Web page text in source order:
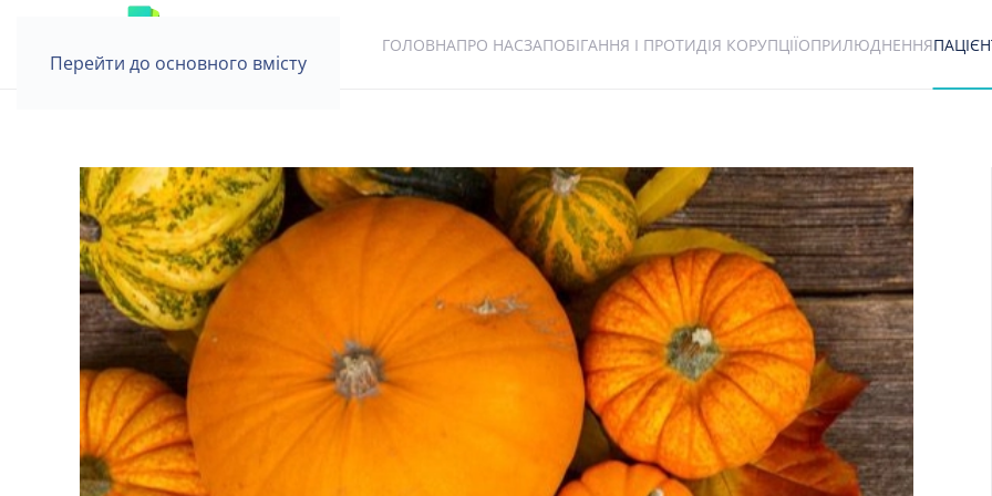
Перейти до основного вмісту
ГОЛОВНАПРО НАСЗАПОБІГАННЯ І ПРОТИДІЯ КОРУПЦІЇОПРИЛЮДНЕННЯ